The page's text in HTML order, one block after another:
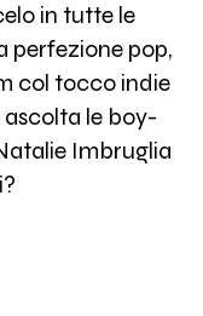
in tutte le
perfezione pop,
col tocco indie
le boy-
Imbruglia